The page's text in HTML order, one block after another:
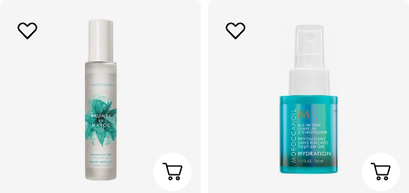
Choisissez Les Options